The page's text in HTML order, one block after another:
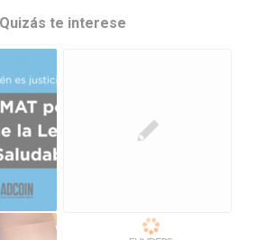
Quizás te interese